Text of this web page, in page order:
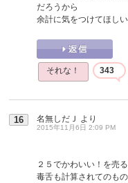
だろうから
余計に気をつけてほし
それな！ 343
16 名無しだＪ より
2015年11月6日 2:09 PM
２５でかわいい！を売
毒舌も計算されてのも